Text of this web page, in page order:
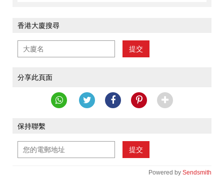
香港大廈搜尋
提交
分享此頁面
保持聯繫
提交
Powered by Sendsmith